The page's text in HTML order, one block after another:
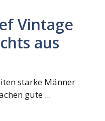
Vintage
aus
starke Männer
gute ...